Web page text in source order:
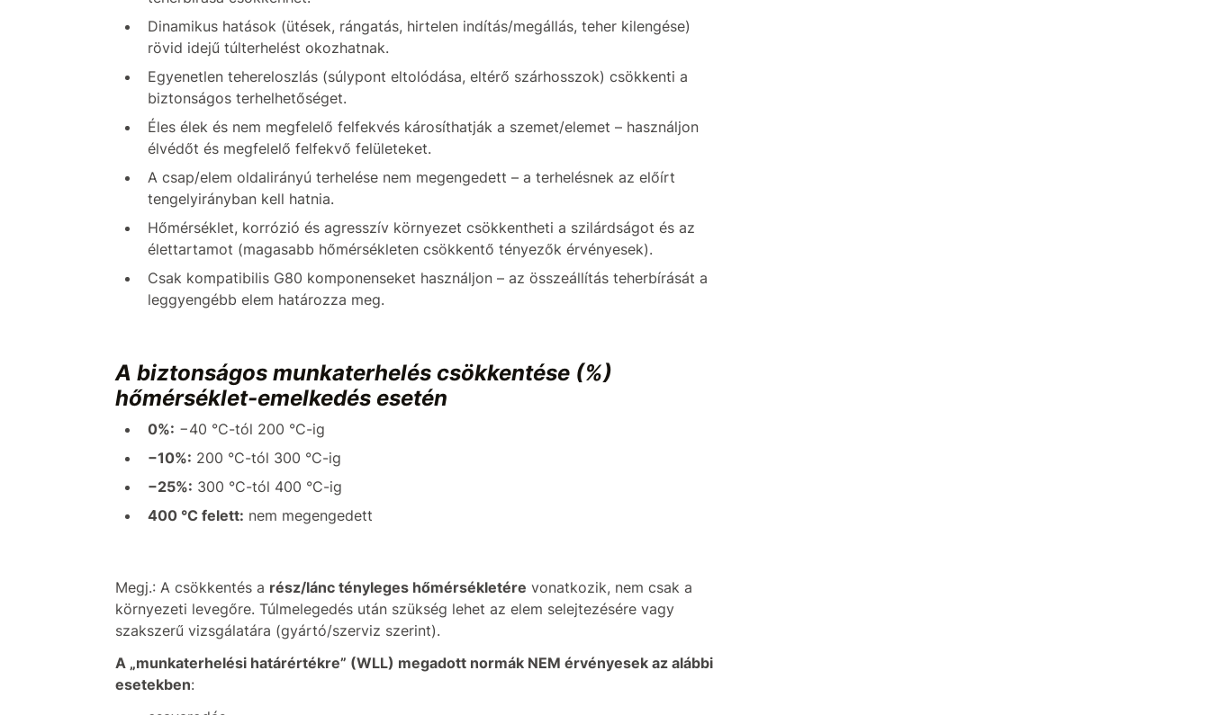
Dinamikus hatások (ütések, rángatás, hirtelen indítás/megállás, teher kilengése)
rövid idejű túlterhelést okozhatnak.
Egyenetlen tehereloszlás (súlypont eltolódása, eltérő szárhosszok) csökkenti a
biztonságos terhelhetőséget.
Éles élek és nem megfelelő felfekvés károsíthatják a szemet/elemet – használjon
élvédőt és megfelelő felfekvő felületeket.
A csap/elem oldalirányú terhelése nem megengedett – a terhelésnek az előírt
tengelyirányban kell hatnia.
Hőmérséklet, korrózió és agresszív környezet csökkentheti a szilárdságot és az
élettartamot (magasabb hőmérsékleten csökkentő tényezők érvényesek).
Csak kompatibilis G80 komponenseket használjon – az összeállítás teherbírását a
leggyengébb elem határozza meg.
A biztonságos munkaterhelés csökkentése (%)
hőmérséklet-emelkedés esetén
0%: −40 °C-tól 200 °C-ig
−10%: 200 °C-tól 300 °C-ig
−25%: 300 °C-tól 400 °C-ig
400 °C felett: nem megengedett
Megj.: A csökkentés a rész/lánc tényleges hőmérsékletére vonatkozik, nem csak a
környezeti levegőre. Túlmelegedés után szükség lehet az elem selejtezésére vagy
szakszerű vizsgálatára (gyártó/szerviz szerint).
A „munkaterhelési határértékre” (WLL) megadott normák NEM érvényesek az alábbi
esetekben: